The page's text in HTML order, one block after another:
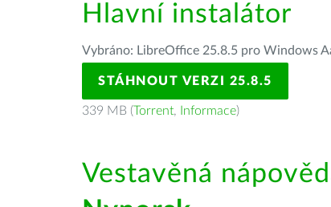
Hlavní instalátor
Vybráno: LibreOffice 25.8.5 pro Windows
STÁHNOUT VERZI 25.8.5
339 MB (Torrent, Informace)
Vestavěná